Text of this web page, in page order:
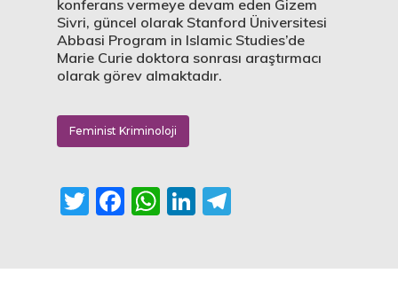
konferans vermeye devam eden Gizem
Sivri, güncel olarak Stanford Üniversitesi
Abbasi Program in Islamic Studies’de
Marie Curie doktora sonrası araştırmacı
olarak görev almaktadır.
Feminist Kriminoloji
Twitter
Facebook
WhatsApp
LinkedIn